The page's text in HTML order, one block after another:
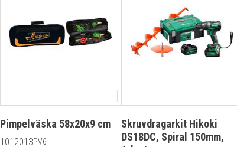
Pimpelväska 58x20x9 cm
1012013PV6
Skruvdragarkit Hikoki
DS18DC, Spiral 150mm,